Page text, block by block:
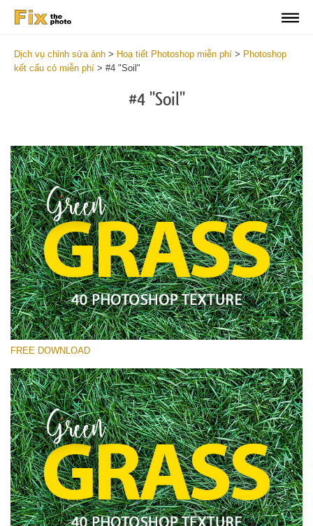
Dịch vụ chỉnh sửa ảnh > Hoạ tiết Photoshop miễn phí > Photoshop
kết cấu cỏ miễn phí > #4 "Soil"
#4 "Soil"
Xin hãy lựa chọn
Small 800*533px
Green Grass
(40 Textures)
Large 6000*4000px
Entire Collection
(1783 Overlays)
FREE DOWNLOAD